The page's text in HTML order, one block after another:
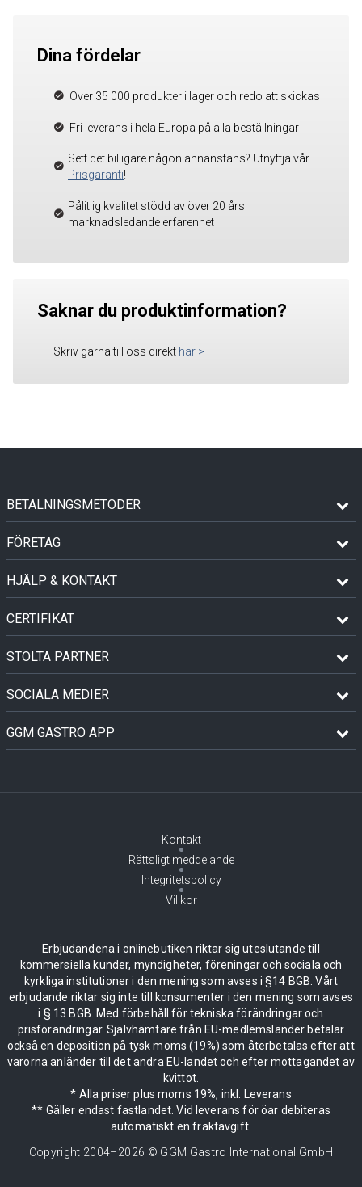
Dina fördelar
Över 35 000 produkter i lager och redo att skickas
Fri leverans i hela Europa på alla beställningar
Sett det billigare någon annanstans? Utnyttja vår
Prisgaranti!
Pålitlig kvalitet stödd av över 20 års
marknadsledande erfarenhet
Saknar du produktinformation?
Skriv gärna till oss direkt här >
BETALNINGSMETODER
FÖRETAG
HJÄLP & KONTAKT
CERTIFIKAT
STOLTA PARTNER
SOCIALA MEDIER
GGM GASTRO APP
Kontakt
Rättsligt meddelande
Integritetspolicy
Villkor
Erbjudandena i onlinebutiken riktar sig uteslutande till
kommersiella kunder, myndigheter, föreningar och sociala och
kyrkliga institutioner i den mening som avses i §14 BGB. Vårt
erbjudande riktar sig inte till konsumenter i den mening som avses
i § 13 BGB. Med förbehåll för tekniska förändringar och
prisförändringar. Självhämtare från EU-medlemsländer betalar
också en deposition på tysk moms (19%) som återbetalas efter att
varorna anländer till det andra EU-landet och efter mottagandet av
kvittot.
* Alla priser plus moms 19%, inkl. Leverans
** Gäller endast fastlandet. Vid leverans för öar debiteras
automatiskt en fraktavgift.
Copyright 2004–2026 © GGM Gastro International GmbH